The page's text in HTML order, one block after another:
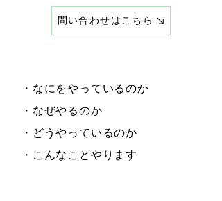
問い合わせはこちら
・なにをやっているのか
・なぜやるのか
・どうやっているのか
・こんなことやります